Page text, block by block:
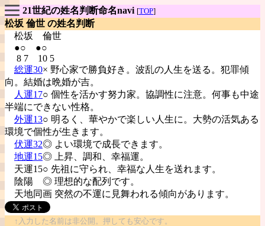
21世紀の姓名判断命名navi [TOP]
松坂 倫世 の姓名判断
松坂 倫世
●○ ●○
8 7 10 5
総運30× 野心家で勝負好き。波乱の人生を送る。犯罪傾
向。結婚は晩婚が吉。
人運17○ 個性を活かす努力家。協調性に注意。何事も中途
半端にできない性格。
外運13○ 明るく、華やかで楽しい人生に。大勢の活気ある
環境で個性が生きます。
伏運32◎ よい環境で成長できます。
地運15◎ 上昇、調和、幸福運。
天運15○ 先祖に守られ、幸福な人生を送れます。
陰陽 ◎ 理想的な配列です。
天地同画 突然の不運に見舞われる傾向があります。
↑入力した名前は非公開。押しても安心です。